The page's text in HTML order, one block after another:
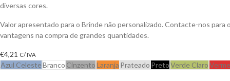
diversas cores.
Valor apresentado para o Brinde não personalizado. Contacte-nos para
vantagens na compra de grandes quantidades.
€4,21 C/ IVA
Azul CelesteBranco CinzentoLaranja Prateado PretoVerde Claro